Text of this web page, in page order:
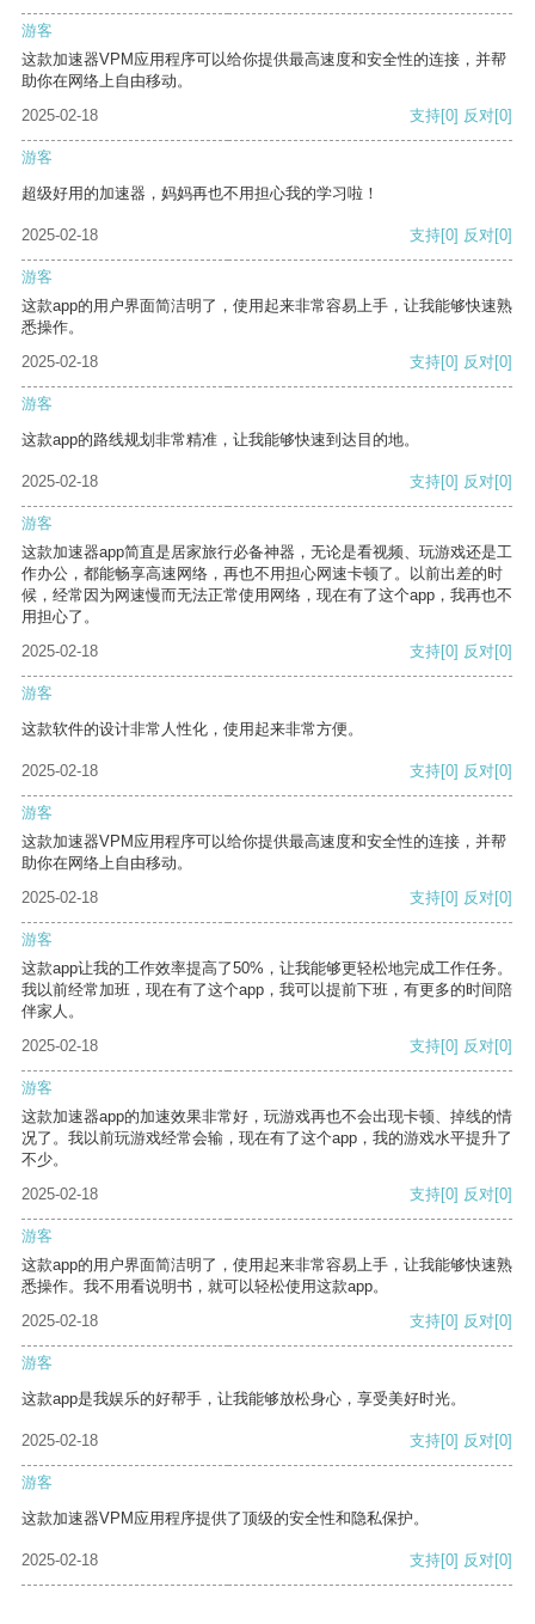
游客
这款加速器VPM应用程序可以给你提供最高速度和安全性的连接，并帮
助你在网络上自由移动。
2025-02-18
支持[0] 反对[0]
游客
超级好用的加速器，妈妈再也不用担心我的学习啦！
2025-02-18 支持[0] 反对[0]
游客
这款app的用户界面简洁明了，使用起来非常容易上手，让我能够快速熟
悉操作。
2025-02-18
支持[0] 反对[0]
游客
这款app的路线规划非常精准，让我能够快速到达目的地。
2025-02-18 支持[0] 反对[0]
游客
这款加速器app简直是居家旅行必备神器，无论是看视频、玩游戏还是工
作办公，都能畅享高速网络，再也不用担心网速卡顿了。以前出差的时
候，经常因为网速慢而无法正常使用网络，现在有了这个app，我再也不
用担心了。
2025-02-18
支持[0] 反对[0]
游客
这款软件的设计非常人性化，使用起来非常方便。
2025-02-18 支持[0] 反对[0]
游客
这款加速器VPM应用程序可以给你提供最高速度和安全性的连接，并帮
助你在网络上自由移动。
2025-02-18
支持[0] 反对[0]
游客
这款app让我的工作效率提高了50%，让我能够更轻松地完成工作任务。
我以前经常加班，现在有了这个app，我可以提前下班，有更多的时间陪
伴家人。
2025-02-18
支持[0] 反对[0]
游客
这款加速器app的加速效果非常好，玩游戏再也不会出现卡顿、掉线的情
况了。我以前玩游戏经常会输，现在有了这个app，我的游戏水平提升了
不少。
2025-02-18
支持[0] 反对[0]
游客
这款app的用户界面简洁明了，使用起来非常容易上手，让我能够快速熟
悉操作。我不用看说明书，就可以轻松使用这款app。
2025-02-18
支持[0] 反对[0]
游客
这款app是我娱乐的好帮手，让我能够放松身心，享受美好时光。
2025-02-18 支持[0] 反对[0]
游客
这款加速器VPM应用程序提供了顶级的安全性和隐私保护。
2025-02-18 支持[0] 反对[0]